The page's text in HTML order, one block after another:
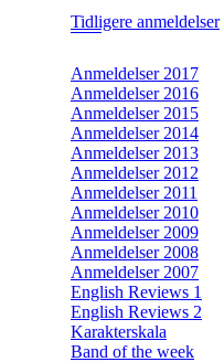
Tidligere anmeldelser
Anmeldelser 2017
Anmeldelser 2016
Anmeldelser 2015
Anmeldelser 2014
Anmeldelser 2013
Anmeldelser 2012
Anmeldelser 2011
Anmeldelser 2010
Anmeldelser 2009
Anmeldelser 2008
Anmeldelser 2007
English Reviews 1
English Reviews 2
Karakterskala
Band of the week